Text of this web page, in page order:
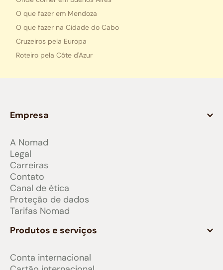
O que fazer em Mendoza
O que fazer na Cidade do Cabo
Cruzeiros pela Europa
Roteiro pela Côte d'Azur
Empresa
A Nomad
Legal
Carreiras
Contato
Canal de ética
Proteção de dados
Tarifas Nomad
Produtos e serviços
Conta internacional